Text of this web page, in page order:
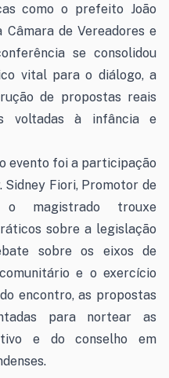
como o prefeito João
Câmara de Vereadores e
se consolidou
vital para o diálogo, a
de propostas reais
voltadas à infância e
evento foi a participação
Sidney Fiori, Promotor de
magistrado trouxe
sobre a legislação
sobre os eixos de
e o exercício
encontro, as propostas
para nortear as
e do conselho em